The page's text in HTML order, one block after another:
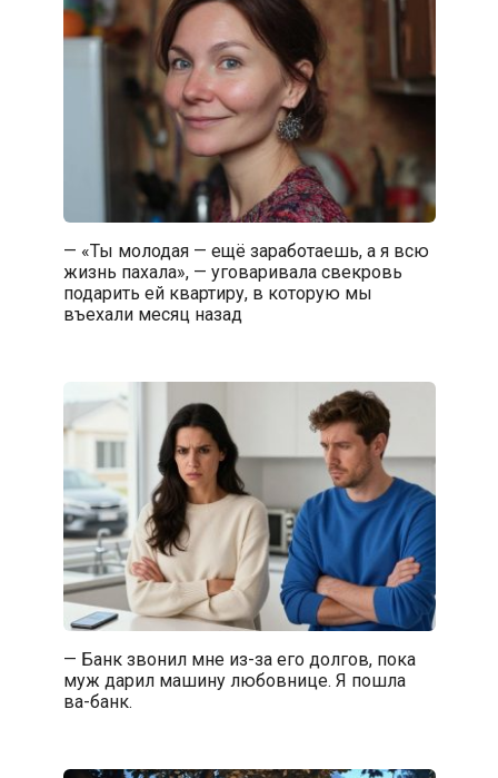
— «Ты молодая — ещё заработаешь, а я всю
жизнь пахала», — уговаривала свекровь
подарить ей квартиру, в которую мы
въехали месяц назад
— Банк звонил мне из-за его долгов, пока
муж дарил машину любовнице. Я пошла
ва-банк.